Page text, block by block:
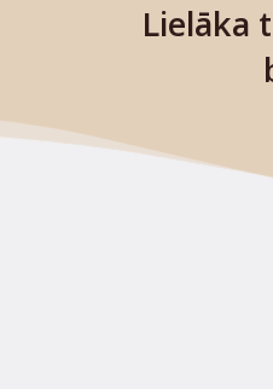
Lielāka